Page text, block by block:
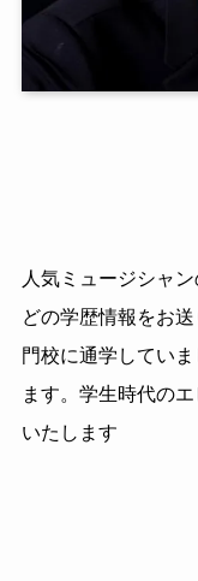
人気ミュージシャ
どの学歴情報をお
門校に通学してい
ます。学生時代の
いたします